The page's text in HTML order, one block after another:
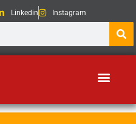
Linkedin Instagram